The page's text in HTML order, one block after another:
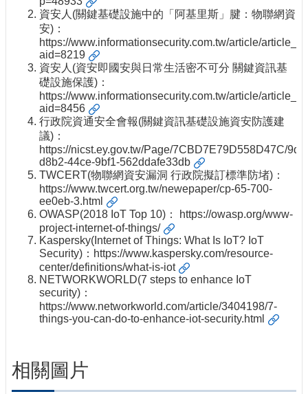
資安人(關鍵基礎設施中的「阿基里斯」腱：物聯網資
安)：
https://www.informationsecurity.com.tw/article/
aid=8219
資安人(資安即國安與日常生活密不可分 關鍵資訊基
礎設施保護)：
https://www.informationsecurity.com.tw/article/
aid=8456
行政院資通安全會報(關鍵資訊基礎設施資安防護建
議)：
https://nicst.ey.gov.tw/Page/7CBD7E79D558D47C/
d8b2-44ce-9bf1-562ddafe33db
TWCERT(物聯網資安漏洞 行政院擬訂標準防堵)：
https://www.twcert.org.tw/newepaper/cp-65-700-
ee0eb-3.html
OWASP(2018 IoT Top 10)：
https://owasp.org/www-
project-internet-of-things/
Kaspersky(Internet of Things: What Is IoT? IoT
Security)： https://www.kaspersky.com/resource-
center/definitions/what-is-iot
NETWORKWORLD(7 steps to enhance IoT
security)：
https://www.networkworld.com/article/3404198/7-
things-you-can-do-to-enhance-iot-security.html
相關圖片